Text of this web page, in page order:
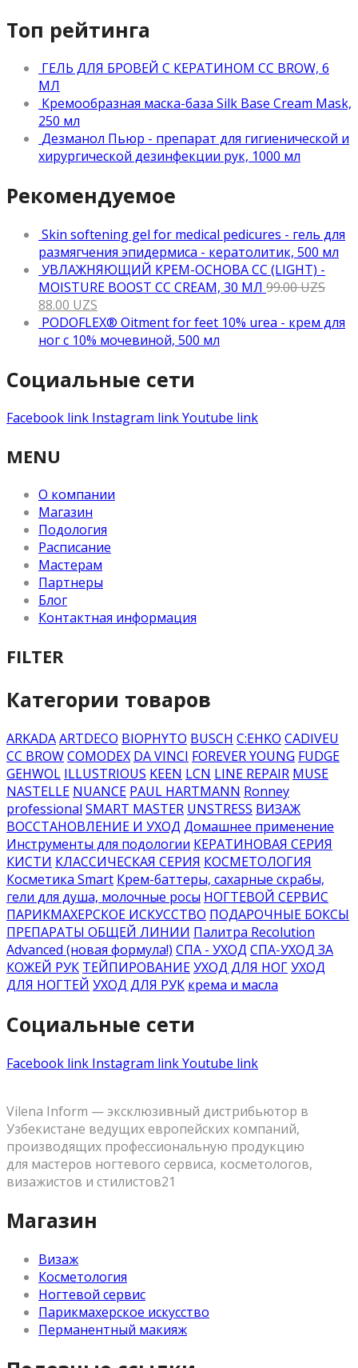
Топ рейтинга
ГЕЛЬ ДЛЯ БРОВЕЙ С КЕРАТИНОМ CC BROW, 6
МЛ
Кремообразная маска-база Silk Base Cream Mask,
250 мл
Дезманол Пьюр - препарат для гигиенической и
хирургической дезинфекции рук, 1000 мл
Рекомендуемое
Skin softening gel for medical pedicures - гель для
размягчения эпидермиса - кератолитик, 500 мл
УВЛАЖНЯЮЩИЙ КРЕМ-ОСНОВА CC (LIGHT) -
MOISTURE BOOST CC CREAM, 30 МЛ 99.00UZS
88.00 UZS
PODOFLEX® Oitment for feet 10% urea - крем для
ног с 10% мочевиной, 500 мл
Социальные сети
Facebook link Instagram linkYoutube link
MENU
О компании
Магазин
Подология
Расписание
Мастерам
Партнеры
Блог
Контактная информация
FILTER
Категории товаров
ARKADAARTDECO BIOPHYTO BUSCH C:EHKO CADIVEU
CC BROWCOMODEX DA VINCI FOREVER YOUNG FUDGE
GEHWOL ILLUSTRIOUS KEEN LCN LINE REPAIR MUSE
NASTELLE NUANCE PAUL HARTMANN Ronney
professional SMART MASTER UNSTRESS ВИЗАЖ
ВОССТАНОВЛЕНИЕ И УХОД Домашнее применение
Инструменты для подологии КЕРАТИНОВАЯ СЕРИЯ
КИСТИ КЛАССИЧЕСКАЯ СЕРИЯ КОСМЕТОЛОГИЯ
Косметика Smart Крем-баттеры, сахарные скрабы,
гели для душа, молочные росы НОГТЕВОЙ СЕРВИС
ПАРИКМАХЕРСКОЕ ИСКУССТВО ПОДАРОЧНЫЕ БОКСЫ
ПРЕПАРАТЫ ОБЩЕЙ ЛИНИИ Палитра Recolution
Advanced (новая формула!) СПА - УХОД СПА-УХОД ЗА
КОЖЕЙ РУК ТЕЙПИРОВАНИЕУХОД ДЛЯ НОГУХОД
ДЛЯ НОГТЕЙ УХОД ДЛЯ РУК крема и масла
Социальные сети
Facebook link Instagram linkYoutube link
Vilena Inform — эксклюзивный дистрибьютор в
Узбекистане ведущих европейских компаний,
производящих профессиональную продукцию
для мастеров ногтевого сервиса, косметологов,
визажистов и стилистов21
Магазин
Визаж
Косметология
Ногтевой сервис
Парикмахерское искусство
Перманентный макияж